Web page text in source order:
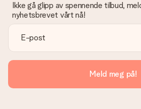
Ikke gå glipp av spennende tilbud,
nyhetsbrevet vårt nå!
Meld meg på!